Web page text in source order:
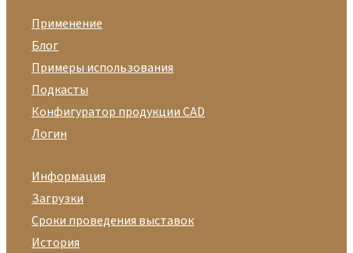
Применение
Блог
Примеры использования
Подкасты
Конфигуратор продукции CAD
Логин
Информация
Загрузки
Сроки проведения выставок
История